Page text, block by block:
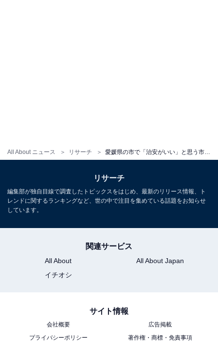
All About ニュース リサーチ
リサーチ
編集部が独自目線で調査したトピックスをはじめ、最新のリリース情報、ト
レンドに関するランキングなど、世の中で注目を集めている話題をお知らせ
しています。
関連サービス
All About
All About Japan
イチオシ
サイト情報
会社概要
広告掲載
プライバシーポリシー
著作権・商標・免責事項